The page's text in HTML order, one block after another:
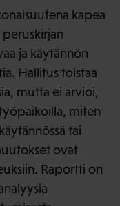
kapea
peruskirjan
ja käytännön
Hallitus toistaa
mutta ei arvioi,
miten
tai
ovat
Raportti on